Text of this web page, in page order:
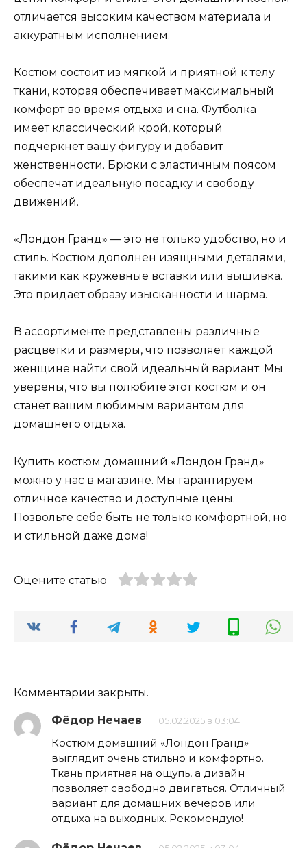
отличается высоким качеством материала и
аккуратным исполнением.
Костюм состоит из мягкой и приятной к телу
ткани, которая обеспечивает максимальный
комфорт во время отдыха и сна. Футболка
имеет классический крой, который
подчеркнет вашу фигуру и добавит
женственности. Брюки с эластичным поясом
обеспечат идеальную посадку и свободу
движений.
«Лондон Гранд» — это не только удобство, но и
стиль. Костюм дополнен изящными деталями,
такими как кружевные вставки или вышивка.
Это придает образу изысканности и шарма.
В ассортименте представлены различные
расцветки и размеры, что позволяет каждой
женщине найти свой идеальный вариант. Мы
уверены, что вы полюбите этот костюм и он
станет вашим любимым вариантом для
домашнего отдыха.
Купить костюм домашний «Лондон Гранд»
можно у нас в магазине. Мы гарантируем
отличное качество и доступные цены.
Позвольте себе быть не только комфортной, но
и стильной даже дома!
Оцените статью
Комментарии закрыты.
Фёдор Нечаев 05.02.2025 в 03:04
Костюм домашний «Лондон Гранд»
выглядит очень стильно и комфортно.
Ткань приятная на ощупь, а дизайн
позволяет свободно двигаться. Отличный
вариант для домашних вечеров или
отдыха на выходных. Рекомендую!